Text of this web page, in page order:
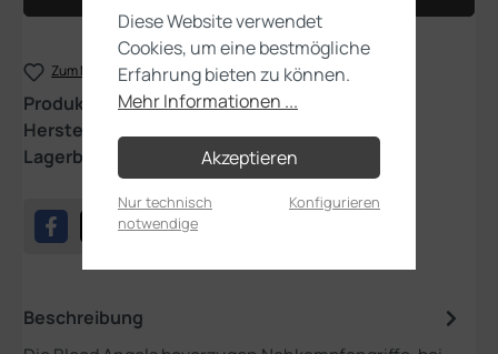
Zum Merkzettel hinzufügen
Produktnummer:73-411
Hersteller:
Lagerbestand:
Beschreibung
Diese Website verwendet
Cookies, um eine bestmögliche
Erfahrung bieten zu können.
Mehr Informationen ...
Akzeptieren
Nur technisch
notwendige
Konfigurieren